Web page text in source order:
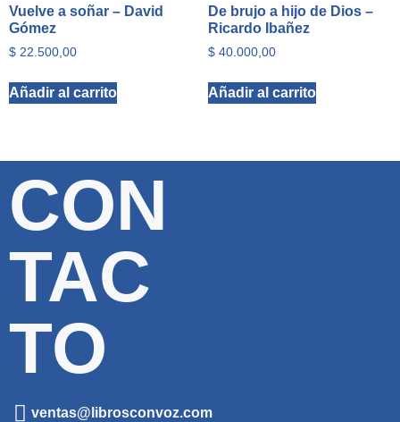
Vuelve a soñar – David
Gómez
$ 22.500,00
Añadir al carrito
De brujo a hijo de Dios –
Ricardo Ibañez
$40.000,00
Añadir al carrito
CON
TAC
TO
ventas@librosconvoz.com